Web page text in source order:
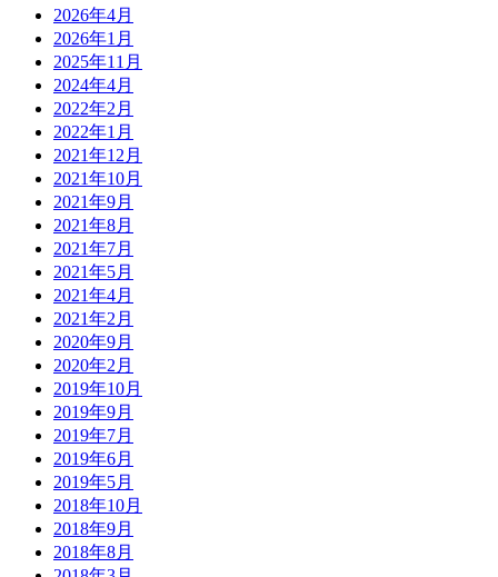
2026年4月
2026年1月
2025年11月
2024年4月
2022年2月
2022年1月
2021年12月
2021年10月
2021年9月
2021年8月
2021年7月
2021年5月
2021年4月
2021年2月
2020年9月
2020年2月
2019年10月
2019年9月
2019年7月
2019年6月
2019年5月
2018年10月
2018年9月
2018年8月